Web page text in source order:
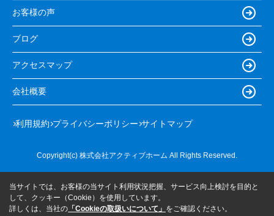
お客様の声
ブログ
アクセスマップ
会社概要
利用規約 プライバシーポリシー サイトマップ
Copyright(c) 株式会社アクティブホーム All Rights Reserved.
当サイトでは、お客様の当サイト利用状況把握、サービス向上検討を目的と
して、クッキー（Cookie）を使用しています。
詳しくは、当社の 「Cookieの取扱いについて」 をご確認ください。